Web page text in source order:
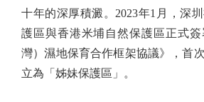
十年的深厚積澱。2023年1月，深
護區與香港米埔自然保護區正式
灣）濕地保育合作框架協議》，首
立為「姊妹保護區」。